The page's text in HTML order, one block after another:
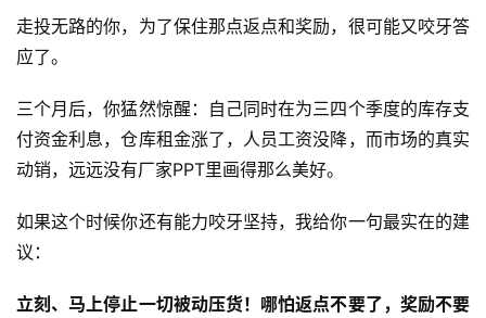
走投无路的你，为了保住那点返点和奖励，很可能又咬牙答
应了。
三个月后，你猛然惊醒：自己同时在为三四个季度的库存支
付资金利息，仓库租金涨了，人员工资没降，而市场的真实
动销，远远没有厂家PPT里画得那么美好。
如果这个时候你还有能力咬牙坚持，我给你一句最实在的建
议：
立刻、马上停止一切被动压货！哪怕返点不要了，奖励不要